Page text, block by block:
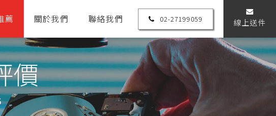
薦 關於我們 聯絡我們 02-27199059 線上送件
價